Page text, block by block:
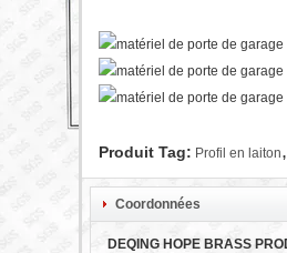
Produit Tag: Profil en laiton,
Coordonnées
DEQING HOPE BRASS